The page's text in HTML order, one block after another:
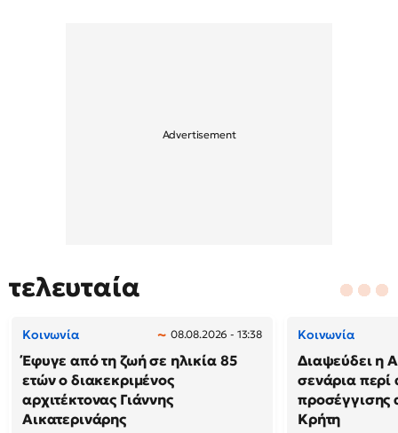
τελευταία
Κοινωνία 08.08.2026 - 13:38
Έφυγε από τη ζωή σε ηλικία 85
ετών ο διακεκριμένος
αρχιτέκτονας Γιάννης
Αικατερινάρης
Κοινωνία
Διαψεύδει η
σενάρια περί
προσέγγισης
Κρήτη